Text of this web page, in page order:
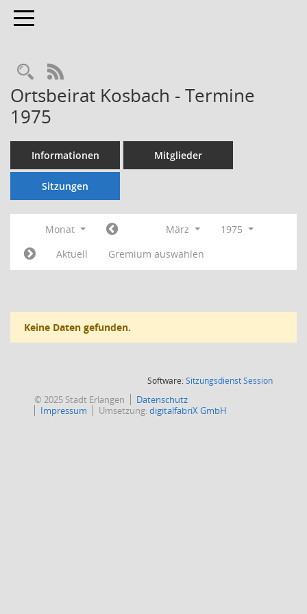
Toggle navigation
Rechercheauswahl
RSS-Feed
Ortsbeirat Kosbach - Termine
1975
Informationen Mitglieder
Sitzungen
Monat März
1975
Aktuell
Gremium auswählen
Keine Daten gefunden.
Software:SitzungsdienstSession(Wird in
© 2025 Stadt Erlangen
Datenschutz
Impressum
Umsetzung:digitalfabriX GmbH